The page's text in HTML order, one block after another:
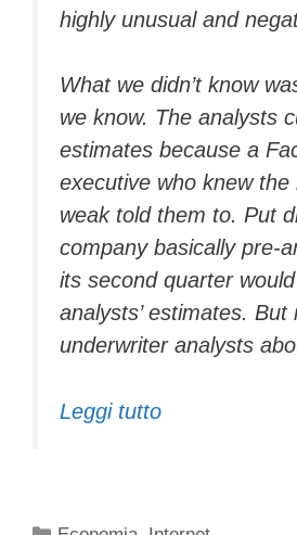
highly unusual and
What we didn’t know
we know. The analysts
estimates because a
executive who knew the
weak told them to. Put
company basically pre-
its second quarter
analysts’ estimates.
underwriter analysts
Leggi tutto